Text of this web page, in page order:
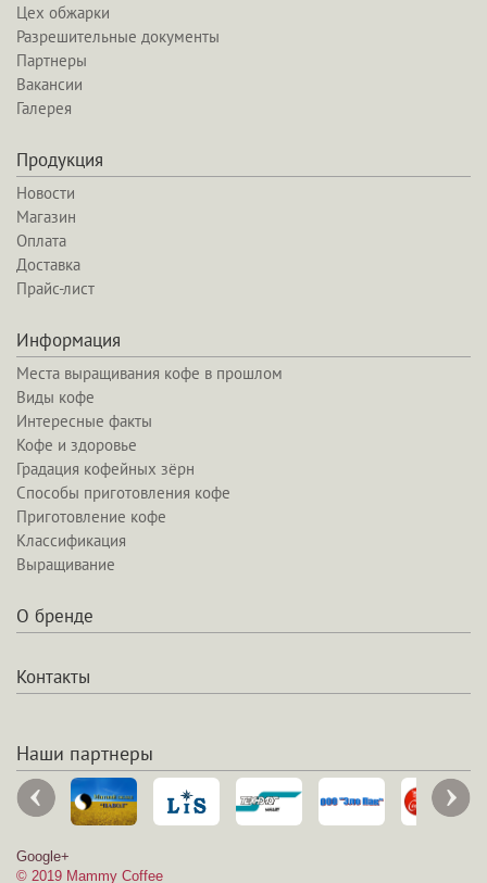
Цех обжарки
Разрешительные документы
Партнеры
Вакансии
Галерея
О бренде
Продукция
Новости
Магазин
Оплата
Доставка
Прайс-лист
Информация
Места выращивания кофе в прошлом
Виды кофе
Интересные факты
Кофе и здоровье
Градация кофейных зёрн
Способы приготовления кофе
Приготовление кофе
Классификация
Выращивание
Контакты
Наши партнеры
Google+
© 2019 Mammy Coffee